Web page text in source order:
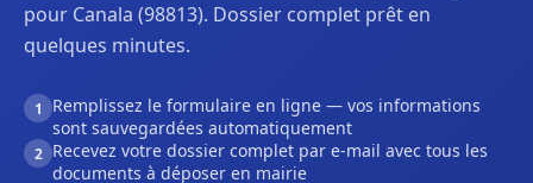
pour Canala (98813). Dossier complet prêt en
quelques minutes.
1
Remplissez le formulaire en ligne — vos informations
sont sauvegardées automatiquement
2 Recevez votre dossier complet par e-mail avec tous les
documents à déposer en mairie